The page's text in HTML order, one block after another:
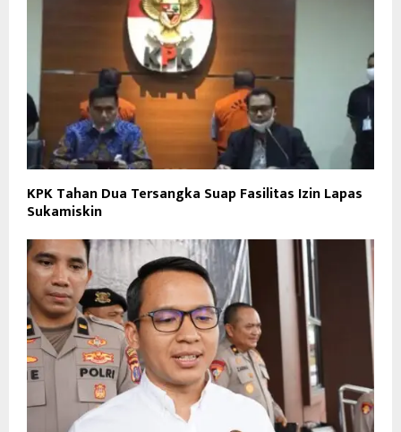
KPK Tahan Dua Tersangka Suap Fasilitas Izin Lapas
Sukamiskin